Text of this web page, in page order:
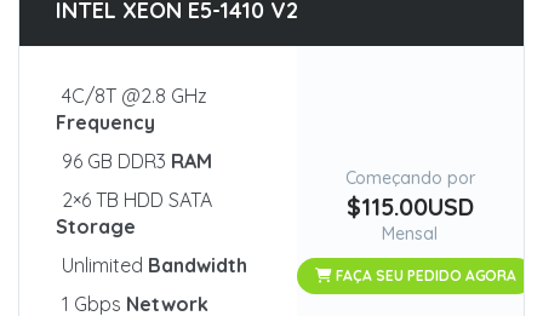
INTEL XEON E5-1410 V2
4C/8T @2.8 GHz
Frequency
96 GB DDR3 RAM
2×6 TB HDD SATA
Storage
Unlimited Bandwidth
1 Gbps Network
Começando por
$115.00USD
Mensal
FAÇA SEU PEDIDO AGORA